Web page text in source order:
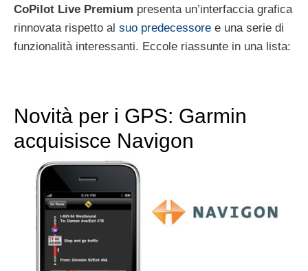
CoPilot Live Premium presenta un’interfaccia grafica
rinnovata rispetto al suo predecessore e una serie di
funzionalità interessanti. Eccole riassunte in una lista:
Novità per i GPS: Garmin
acquisisce Navigon